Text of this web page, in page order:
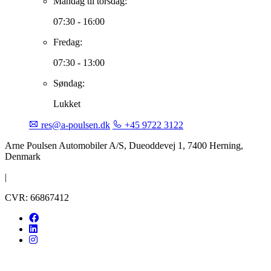
07:30 - 16:00
Fredag:
07:30 - 13:00
Søndag:
Lukket
res@a-poulsen.dk
+45 9722 3122
Arne Poulsen Automobiler A/S, Dueoddevej 1, 7400 Herning,
Denmark
|
CVR: 66867412